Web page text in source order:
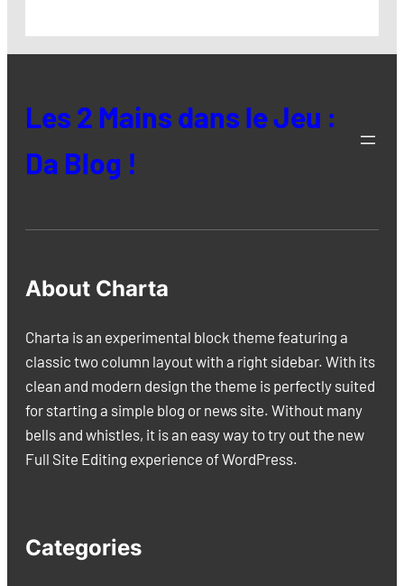
Les 2 Mains dans le Jeu :
Da Blog !
About Charta
Charta is an experimental block theme featuring a
classic two column layout with a right sidebar. With its
clean and modern design the theme is perfectly suited
for starting a simple blog or news site. Without many
bells and whistles, it is an easy way to try out the new
Full Site Editing experience of WordPress.
Categories